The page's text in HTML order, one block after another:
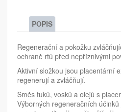
POPIS
Regenerační a pokožku
ochraně rtů před nepříznivými
Aktivní složkou jsou placentární
regenerují a zvláčňují.
Směs tuků, vosků a olejů s
Výborných regeneračních